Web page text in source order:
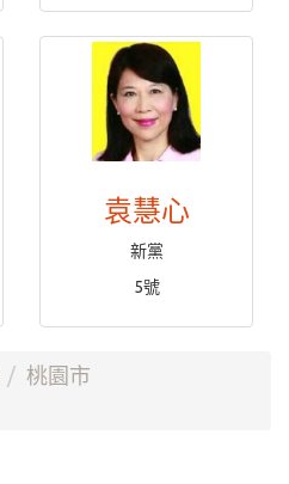
袁慧心
新黨
5號
桃園市